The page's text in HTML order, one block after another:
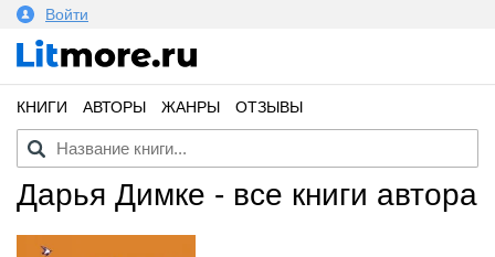
Войти
КНИГИ АВТОРЫ ЖАНРЫ ОТЗЫВЫ
Дарья Димке - все книги автора